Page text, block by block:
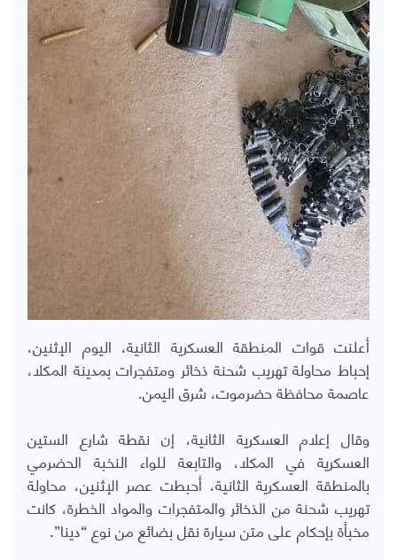
أعلنت قوات المنطقة العسكرية الثانية، اليوم الإثنين،
إحباط محاولة تهريب شحنة ذخائر ومتفجرات بمدينة المكلا،
عاصمة محافظة حضرموت، شرق اليمن.
وقال إعلام العسكرية الثانية، إن نقطة شارع الستين
العسكرية في المكلا، والتابعة للواء النخبة الحضرمي
بالمنطقة العسكرية الثانية، أحبطت عصر الإثنين، محاولة
تهريب شحنة من الذخائر والمتفجرات والمواد الخطرة، كانت
مخبأة بإحكام على متن سيارة نقل بضائع من نوع “دينا”.